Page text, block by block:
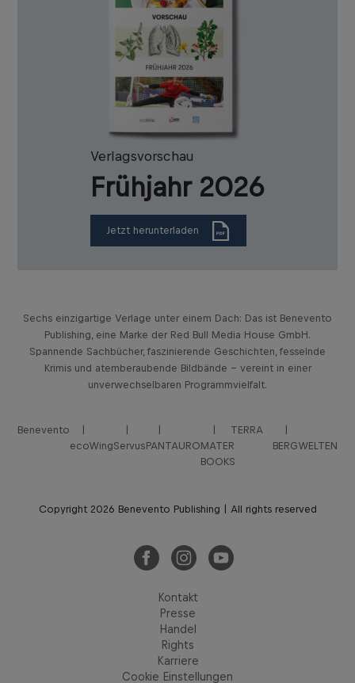
Verlagsvorschau
Frühjahr 2026
Jetzt herunterladen
Sechs einzigartige Verlage unter einem Dach: Das ist Benevento
Publishing, eine Marke der Red Bull Media House GmbH.
Spannende Sachbücher, faszinierende Geschichten, fesselnde
Krimis und atemberaubende Bildbände – vereint in einer
unverwechselbaren Programmvielfalt.
Benevento
ecoWingServusPANTAURO
TERRA
MATER
BOOKS
BERGWELTEN
Copyright 2026 Benevento Publishing | All rights reserved
Kontakt
Presse
Handel
Rights
Karriere
Cookie Einstellungen